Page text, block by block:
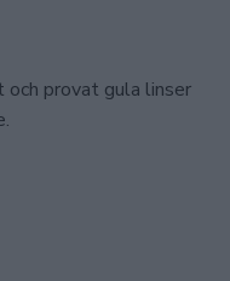
och provat gula linser